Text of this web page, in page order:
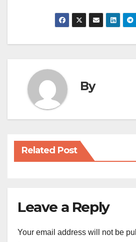
By
Related Post
Leave a Reply
Your email address will not be